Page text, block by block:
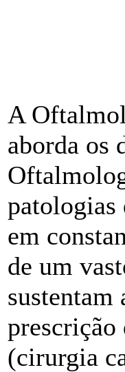
A
aborda os
patologias
em
de um
sustentam
prescrição
(cirurgia